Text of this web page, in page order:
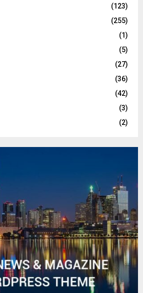
(123)
(255)
(1)
(5)
(27)
(36)
(42)
(3)
(2)